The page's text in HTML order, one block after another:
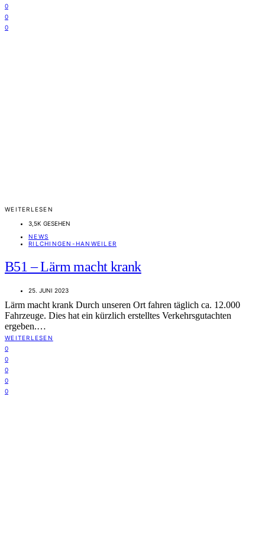
0
0
0
WEITERLESEN
3,5K GESEHEN
NEWS
RILCHINGEN-HANWEILER
B51 – Lärm macht krank
25. JUNI 2023
Lärm macht krank Durch unseren Ort fahren täglich ca. 12.000
Fahrzeuge. Dies hat ein kürzlich erstelltes Verkehrsgutachten
ergeben.…
WEITERLESEN
0
0
0
0
0